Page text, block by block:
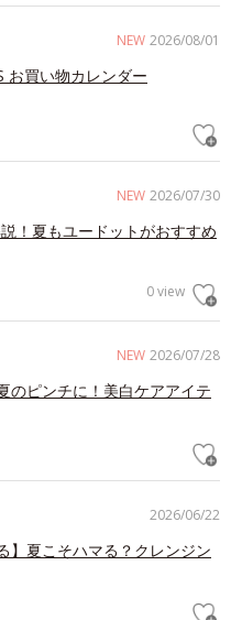
NEW 2026/08/01
お買い物カレンダー
NEW 2026/07/30
！夏もユードットがおすすめ
0 view
NEW 2026/07/28
のピンチに！美白ケアアイテ
2026/06/22
】夏こそハマる？クレンジン